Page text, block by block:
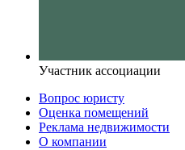
Участник ассоциации
Вопрос юристу
Оценка помещений
Реклама недвижимости
О компании